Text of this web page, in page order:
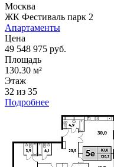
Москва
ЖК Фестиваль парк 2
Апартаменты
Цена
49 548 975 руб.
Площадь
130.30 м²
Этаж
32 из 35
Подробнее